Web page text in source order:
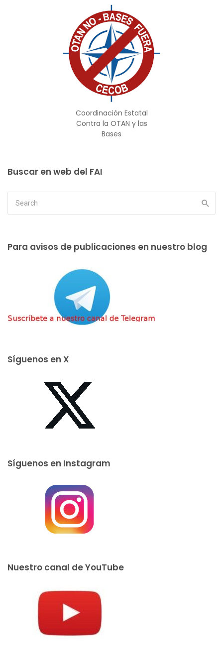
Coordinación Estatal
Contra la OTAN y las
Bases
Buscar en web del FAI
Para avisos de publicaciones en nuestro blog
Síguenos en X
Síguenos en Instagram
Nuestro canal de YouTube